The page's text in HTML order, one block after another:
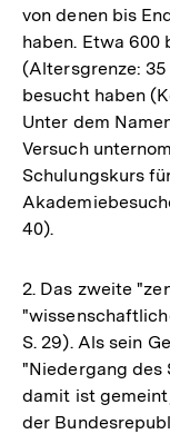
von denen bis
haben. Etwa 600
(Altersgrenze:
besucht haben
Unter dem
Versuch
Schulungskurs
40).
2. Das zweite
S. 29). Als sein
"Niedergang des
damit ist
der